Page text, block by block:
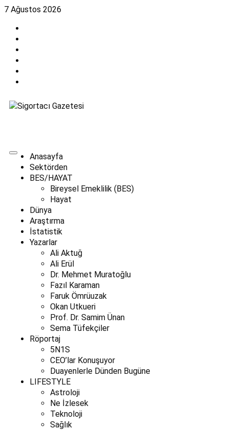
7 Ağustos 2026
Anasayfa
Sektörden
BES/HAYAT
Bireysel Emeklilik (BES)
Hayat
Dünya
Araştırma
İstatistik
Yazarlar
Ali Aktuğ
Ali Erül
Dr. Mehmet Muratoğlu
Fazıl Karaman
Faruk Ömrüuzak
Okan Utkueri
Prof. Dr. Samim Ünan
Sema Tüfekçiler
Röportaj
5N1S
CEO’lar Konuşuyor
Duayenlerle Dünden Bugüne
LIFESTYLE
Astroloji
Ne İzlesek
Teknoloji
Sağlık